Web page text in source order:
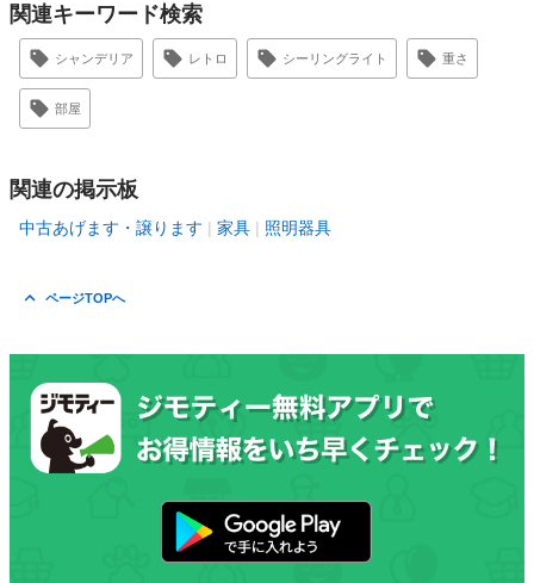
関連キーワード検索
シャンデリア レトロ シーリングライト 重さ
部屋
関連の掲示板
中古あげます・譲ります 家具 照明器具
ページTOPへ